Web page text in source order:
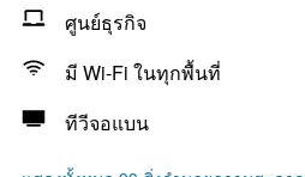
ศูนย์ธุรกิจ
มี Wi-Fi ในทุกพื้นที่
ทีวีจอแบน